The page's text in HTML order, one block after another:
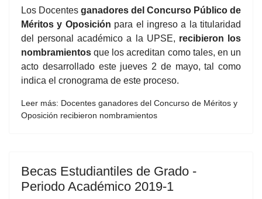
Los Docentes ganadores del Concurso Público de
Méritos y Oposición para el ingreso a la titularidad
del personal académico a la UPSE, recibieron los
nombramientos que los acreditan como tales, en un
acto desarrollado este jueves 2 de mayo, tal como
indica el cronograma de este proceso.
Leer más: Docentes ganadores del Concurso de Méritos y
Oposición recibieron nombramientos
Becas Estudiantiles de Grado -
Periodo Académico 2019-1